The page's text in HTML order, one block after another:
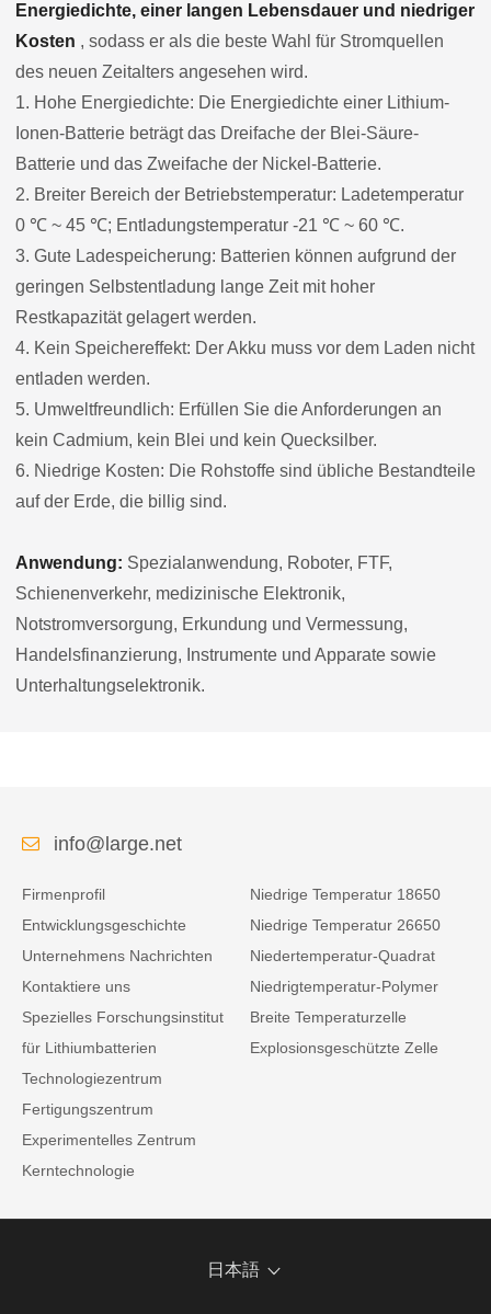
Energiedichte, einer langen Lebensdauer und niedriger
Kosten , sodass er als die beste Wahl für Stromquellen
des neuen Zeitalters angesehen wird.
1. Hohe Energiedichte: Die Energiedichte einer Lithium-
Ionen-Batterie beträgt das Dreifache der Blei-Säure-
Batterie und das Zweifache der Nickel-Batterie.
2. Breiter Bereich der Betriebstemperatur: Ladetemperatur
0 ℃ ~ 45 ℃; Entladungstemperatur -21 ℃ ~ 60 ℃.
3. Gute Ladespeicherung: Batterien können aufgrund der
geringen Selbstentladung lange Zeit mit hoher
Restkapazität gelagert werden.
4. Kein Speichereffekt: Der Akku muss vor dem Laden nicht
entladen werden.
5. Umweltfreundlich: Erfüllen Sie die Anforderungen an
kein Cadmium, kein Blei und kein Quecksilber.
6. Niedrige Kosten: Die Rohstoffe sind übliche Bestandteile
auf der Erde, die billig sind.
Anwendung: Spezialanwendung, Roboter, FTF,
Schienenverkehr, medizinische Elektronik,
Notstromversorgung, Erkundung und Vermessung,
Handelsfinanzierung, Instrumente und Apparate sowie
Unterhaltungselektronik.
info@large.net
Firmenprofil
Entwicklungsgeschichte
Unternehmens Nachrichten
Kontaktiere uns
Spezielles Forschungsinstitut
für Lithiumbatterien
Technologiezentrum
Fertigungszentrum
Experimentelles Zentrum
Kerntechnologie
Niedrige Temperatur 18650
Niedrige Temperatur 26650
Niedertemperatur-Quadrat
Niedrigtemperatur-Polymer
Breite Temperaturzelle
Explosionsgeschützte Zelle
日本語